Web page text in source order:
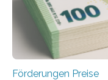
Förderungen Preise